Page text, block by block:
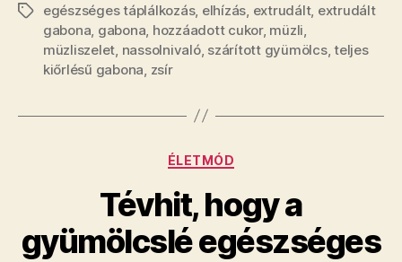
Címkékegészséges táplálkozás, elhízás extrudált, extrudált
gabona gabona hozzáadott cukor, müzli
müzliszelet nassolnivaló, szárított gyümölcs,teljes
kiőrlésű gabona zsír
Kategóriák
ÉLETMÓD
Tévhit, hogy a
gyümölcslé egészséges